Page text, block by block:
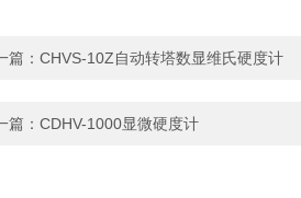
篇： CHVS-10Z自动转塔数显维氏硬度计
篇： CDHV-1000显微硬度计